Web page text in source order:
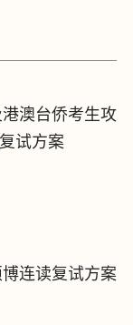
澳台侨考生攻
试方案
连读复试方案